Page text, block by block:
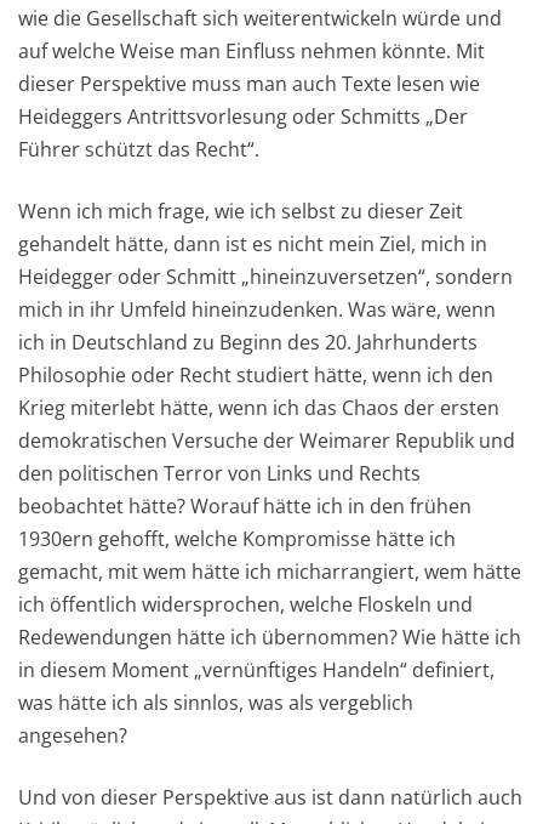
wie die Gesellschaft sich weiterentwickeln würde und
auf welche Weise man Einfluss nehmen könnte. Mit
dieser Perspektive muss man auch Texte lesen wie
Heideggers Antrittsvorlesung oder Schmitts „Der
Führer schützt das Recht“.
Wenn ich mich frage, wie ich selbst zu dieser Zeit
gehandelt hätte, dann ist es nicht mein Ziel, mich in
Heidegger oder Schmitt „hineinzuversetzen“, sondern
mich in ihr Umfeld hineinzudenken. Was wäre, wenn
ich in Deutschland zu Beginn des 20. Jahrhunderts
Philosophie oder Recht studiert hätte, wenn ich den
Krieg miterlebt hätte, wenn ich das Chaos der ersten
demokratischen Versuche der Weimarer Republik und
den politischen Terror von Links und Rechts
beobachtet hätte? Worauf hätte ich in den frühen
1930ern gehofft, welche Kompromisse hätte ich
gemacht, mit wem hätte ich micharrangiert, wem hätte
ich öffentlich widersprochen, welche Floskeln und
Redewendungen hätte ich übernommen? Wie hätte ich
in diesem Moment „vernünftiges Handeln“ definiert,
was hätte ich als sinnlos, was als vergeblich
angesehen?
Und von dieser Perspektive aus ist dann natürlich auch